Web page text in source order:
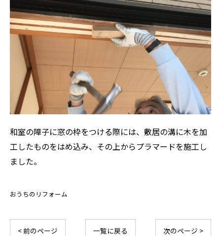
和室の障子に窓の枠をつける際には、敷居の溝に木を加
工したものをはめ込み、その上からプラマードを施工し
ました。
おうちのリフォーム
< 前のページ 一覧に戻る 次のページ >